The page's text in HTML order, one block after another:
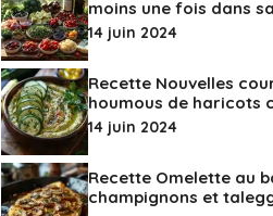
moins une fois dans
14 juin 2024
Recette Nouvelles
houmous de haricots
14 juin 2024
Recette Omelette au
champignons et